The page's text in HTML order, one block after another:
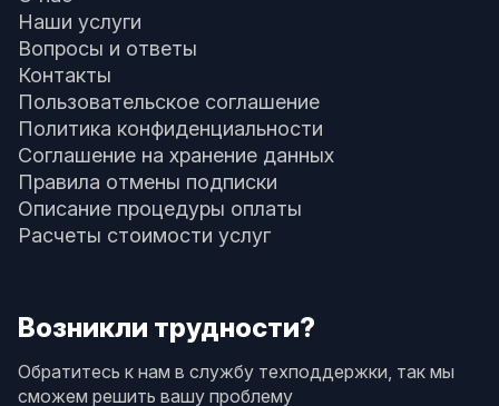
Наши услуги
Вопросы и ответы
Контакты
Пользовательское соглашение
Политика конфиденциальности
Соглашение на хранение данных
Правила отмены подписки
Описание процедуры оплаты
Расчеты стоимости услуг
Возникли трудности?
Обратитесь к нам в службу техподдержки, так мы
сможем решить вашу проблему